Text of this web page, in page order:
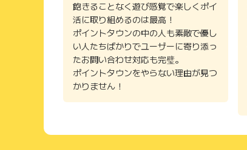
飽きることなく遊び感覚で楽しくポイ
活に取り組めるのは最高！
ポイントタウンの中の人も素敵で優し
い人たちばかりでユーザーに寄り添っ
たお問い合わせ対応も完璧。
ポイントタウンをやらない理由が見つ
かりません！